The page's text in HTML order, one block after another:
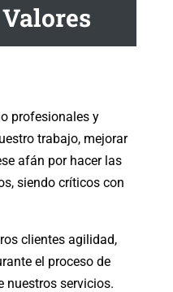
profesionales y
trabajo, mejorar
afán por hacer las
siendo críticos con
clientes agilidad,
el proceso de
nuestros servicios.